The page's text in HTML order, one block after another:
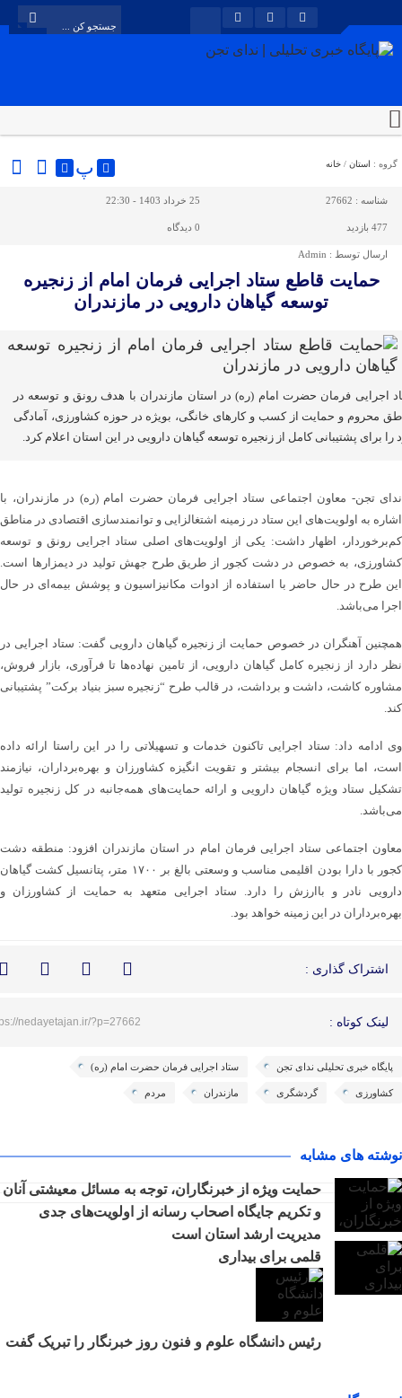
گروه : استان / خانه پ
شناسه : 27662 25 خرداد 1403 - 22:30
477 بازدید 0 دیدگاه
ارسال توسط : Admin
حمایت قاطع ستاد اجرایی فرمان امام از زنجیره
توسعه گیاهان دارویی در مازندران
اجرایی فرمان حضرت امام (ره) در استان مازندران با هدف رونق و توسعه در
محروم و حمایت از کسب و کارهای خانگی، بویژه در حوزه کشاورزی، آمادگی
را برای پشتیبانی کامل از زنجیره توسعه گیاهان دارویی در این استان اعلام کرد.
ندای تجن- معاون اجتماعی ستاد اجرایی فرمان حضرت امام (ره) در مازندران، با
اشاره به اولویت‌های این ستاد در زمینه اشتغالزایی و توانمندسازی اقتصادی در مناطق
کم‌برخوردار، اظهار داشت: یکی از اولویت‌های اصلی ستاد اجرایی رونق و توسعه
کشاورزی، به خصوص در دشت کجور از طریق طرح جهش تولید در دیمزارها است.
این طرح در حال حاضر با استفاده از ادوات مکانیزاسیون و پوشش بیمه‌ای در حال
اجرا می‌باشد.
همچنین آهنگران در خصوص حمایت از زنجیره گیاهان دارویی گفت: ستاد اجرایی در
نظر دارد از زنجیره کامل گیاهان دارویی، از تامین نهاده‌ها تا فرآوری، بازار فروش،
مشاوره کاشت، داشت و برداشت، در قالب طرح “زنجیره سبز بنیاد برکت” پشتیبانی
کند.
وی ادامه داد: ستاد اجرایی تاکنون خدمات و تسهیلاتی را در این راستا ارائه داده
است، اما برای انسجام بیشتر و تقویت انگیزه کشاورزان و بهره‌برداران، نیازمند
تشکیل ستاد ویژه گیاهان دارویی و ارائه حمایت‌های همه‌جانبه در کل زنجیره تولید
می‌باشد.
معاون اجتماعی ستاد اجرایی فرمان امام در استان مازندران افزود: منطقه دشت
کجور با دارا بودن اقلیمی مناسب و وسعتی بالغ بر ۱۷۰۰ متر، پتانسیل کشت گیاهان
دارویی نادر و باارزش را دارد. ستاد اجرایی متعهد به حمایت از کشاورزان و
بهره‌برداران در این زمینه خواهد بود.
اشتراک گذاری :
لینک کوتاه : nedayetajan.ir/?p=27662
پایگاه خبری تحلیلی ندای تجن ستاد اجرایی فرمان حضرت امام (ره)
کشاورزی گردشگری مازندران مردم
نوشته های مشابه
حمایت ویژه از خبرنگاران، توجه به مسائل معیشتی آنان
و تکریم جایگاه اصحاب رسانه از اولویت‌های جدی
مدیریت ارشد استان است
قلمی برای بیداری
رئیس دانشگاه علوم و فنون روز خبرنگار را تبریک گفت